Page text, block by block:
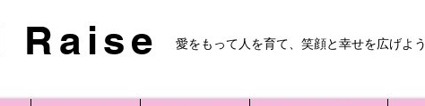
Raise 愛をもって人を育て、笑顔と幸せを広げよう